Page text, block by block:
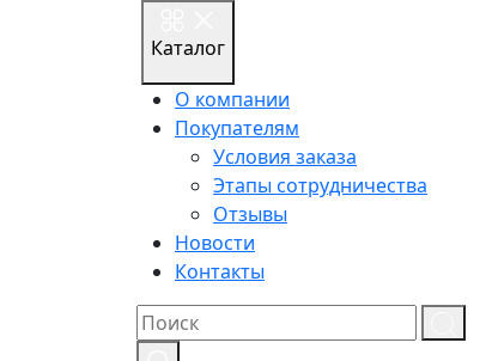
Каталог
О компании
Покупателям
Условия заказа
Этапы сотрудничества
Отзывы
Новости
Контакты
Результат
поиска: